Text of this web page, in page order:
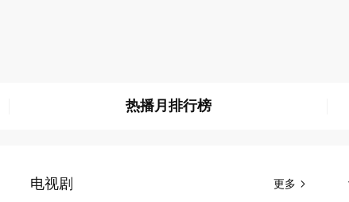
热播月排行榜
更多 
电视剧